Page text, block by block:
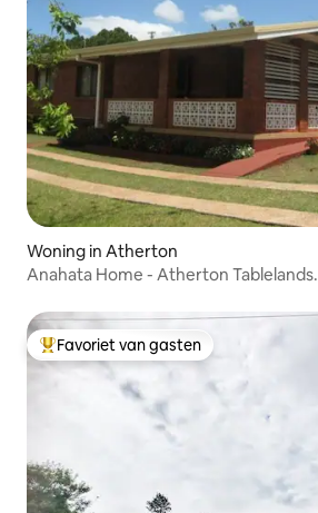
Woning in Atherton
Anahata Home - Atherton Tablelands.
Topfavoriet van gasten
Favoriet van gasten